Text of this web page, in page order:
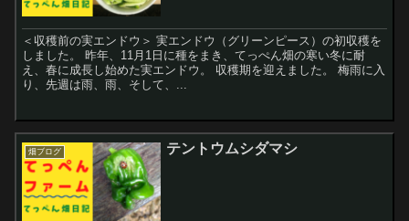
＜収穫前の実エンドウ＞ 実エンドウ（グリーンピース）の初収穫を
しました。 昨年、11月1日に種をまき、てっぺん畑の寒い冬に耐
え、春に成長し始めた実エンドウ。 収穫期を迎えました。 梅雨に入
り、先週は雨、雨、そして、...
畑ブログ テントウムシダマシ